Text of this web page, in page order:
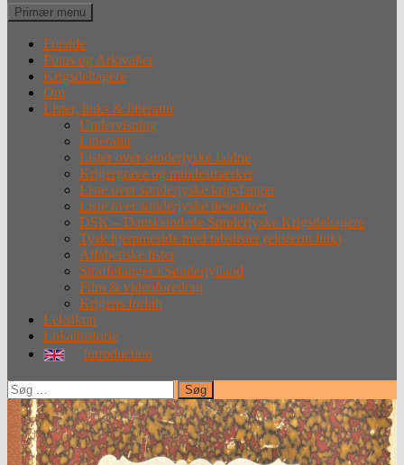
Søg
Primær menu
Forside
Fotos og Arkivalier
Krigsdeltagere
Om
Lister, links & litteratur
Undervisning
Litteratur
Lister over sønderjyske faldne
Krigergrave og mindesmærker
Liste over sønderjyske krigsfanger
Liste over sønderjyske desertører
DSK – Dansksindede Sønderjyske Krigsdeltagere
Tysk hjemmeside med tabslister (eksternt link)
Alfabetiske lister
Straffefanger i Sønderjylland
Film & videoforedrag
Krigens forløb
Leksikon
Lokalhistorie
Introduction
Søg
efter: